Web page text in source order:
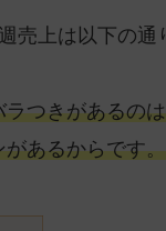
売上は以下の通
ラつきがあるの
あるからです。